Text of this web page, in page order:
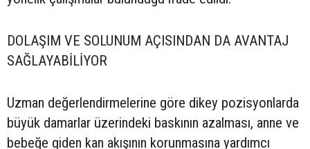
DOLAŞIM VE SOLUNUM AÇISINDAN DA AVANTAJ
SAĞLAYABİLİYOR
Uzman değerlendirmelerine göre dikey pozisyonlarda
büyük damarlar üzerindeki baskının azalması, anne ve
bebeğe giden kan akışının korunmasına yardımcı